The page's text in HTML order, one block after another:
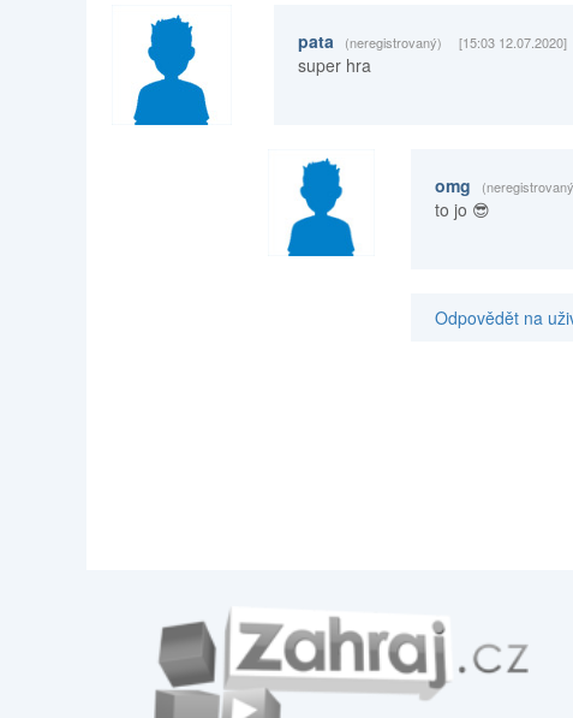
pata (neregistrovaný) [15:03 12.07.2020]
super hra
omg
to jo 😎
Odpovědět na